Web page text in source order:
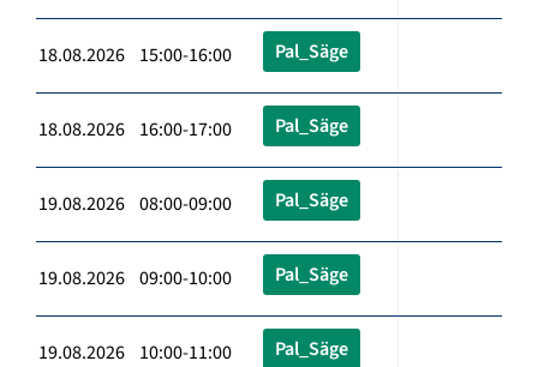
18.08.2026 15:00-16:00 Pal_Säge
18.08.2026 16:00-17:00 Pal_Säge
19.08.2026 08:00-09:00 Pal_Säge
19.08.2026 09:00-10:00 Pal_Säge
19.08.2026 10:00-11:00 Pal_Säge